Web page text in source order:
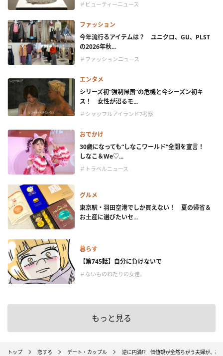
＃ビューティーニュース
ファッション
今年流行るアイテムは？ ユニクロ、GU、PLST
の2026年秋...
＃ファッションニュース
エンタメ
シリーズ初“強制帰国”の危機と今シーズン初キ
ス！ 女性が沼るモ...
＃シャッフルアイランド7考察
おでかけ
30歳になっても“しなこワールド”全開を宣言！
しなこ＆We♡...
＃トラベルニュース
グルメ
東京駅・羽田空港でしか買えない！ 夏の帰省＆
お土産に選びたいセ...
暮らす
【第745話】自分に負けないで
＃ないものねだりの女達。
もっと見る
トップ 恋する デート・カップル 逆に円満!? 価値観が全然ちがう夫婦が、結